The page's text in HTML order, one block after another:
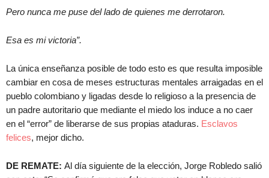
Pero nunca me puse del lado de quienes me derrotaron.
Esa es mi victoria”.
La única enseñanza posible de todo esto es que resulta imposible
cambiar en cosa de meses estructuras mentales arraigadas en el
pueblo colombiano y ligadas desde lo religioso a la presencia de
un padre autoritario que mediante el miedo los induce a no caer
en el “error” de liberarse de sus propias ataduras. Esclavos
felices, mejor dicho.
DE REMATE: Al día siguiente de la elección, Jorge Robledo salió